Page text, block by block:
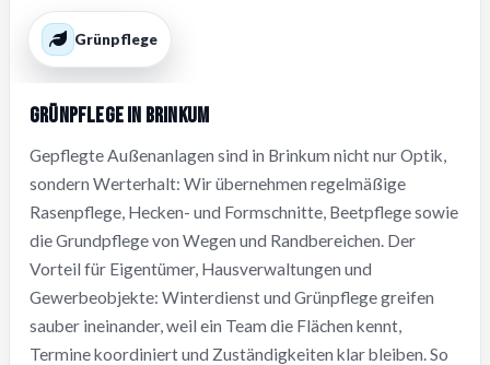
Grünpflege
Grünpflege in Brinkum
Gepflegte Außenanlagen sind in Brinkum nicht nur Optik,
sondern Werterhalt: Wir übernehmen regelmäßige
Rasenpflege, Hecken- und Formschnitte, Beetpflege sowie
die Grundpflege von Wegen und Randbereichen. Der
Vorteil für Eigentümer, Hausverwaltungen und
Gewerbeobjekte: Winterdienst und Grünpflege greifen
sauber ineinander, weil ein Team die Flächen kennt,
Termine koordiniert und Zuständigkeiten klar bleiben. So